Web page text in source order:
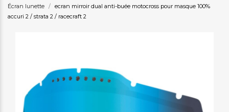
Écran lunette
ecran mirroir dual anti-buée motocross pour masque 100%
accuri 2 / strata 2 / racecraft 2